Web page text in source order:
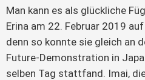
Man kann es als glückliche
Erina am 22. Februar 2019
denn so konnte sie gleich an
Future-Demonstration in
selben Tag stattfand. Imai,